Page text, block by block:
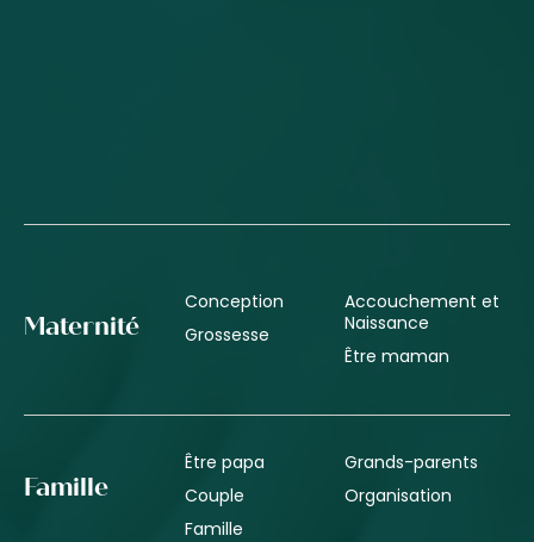
Maternité
Conception
Grossesse
Accouchement et
Naissance
Être maman
Famille
Être papa
Couple
Famille
Grands-parents
Organisation